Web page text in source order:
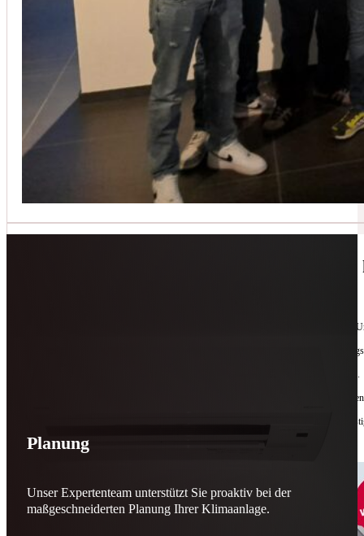
🔧 Geräte-Retter-Prämie – Weil
Manchmal braucht es nur eine zweite Chance. Für Geräte. Für Ressourcen. Für unsere
reparieren wir, was andere
Jede gerettete Maschine zählt. Jeder reparierte Motor wirkt. Jede Entscheidung macht
Reparieren statt wegwerfen. Verantwortung statt Verschwendung. Zukunft statt
Schicker. Wir bringen’s wieder zum Laufen.
Jetzt kontaktieren
Planung
Unser Expertenteam unterstützt Sie proaktiv bei der
maßgeschneiderten Planung Ihrer Klimaanlage.